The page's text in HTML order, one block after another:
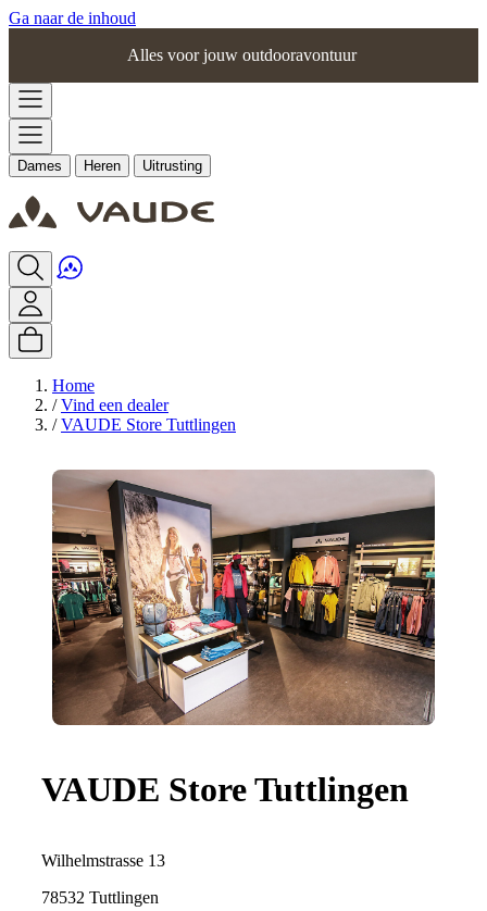
Ga naar de inhoud
Alles voor jouw outdooravontuur
Dames Heren Uitrusting
Home
/ Vind een dealer
/ VAUDE Store Tuttlingen
VAUDE Store Tuttlingen
Wilhelmstrasse 13
78532 Tuttlingen